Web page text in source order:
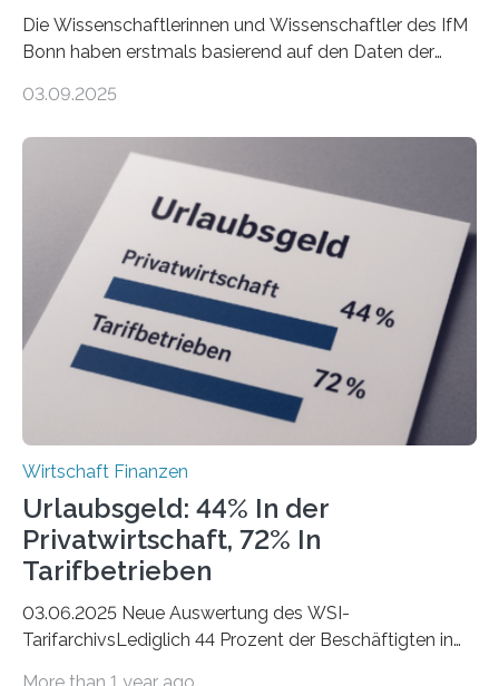
Die Wissenschaftlerinnen und Wissenschaftler des IfM
Bonn haben erstmals basierend auf den Daten der
Landkreise mit den meisten Gründungen von
ist demnach Berlin. Betrachtet man nur die Gründungen
der Freiberuflerinnen, so liegt Leipzig an der Spitze. In
Berlin starteten in 2024 die meisten Personen in eine
eigene freiberufliche Existenz, dahinter folgten die
Städte Hamburg, München und Köln. Betrachtet man
hingegen die Existenzgründungsintensität – die Anzahl
der freiberuflichen Gründungen je…
03.09.2025
Wirtschaft Finanzen
Urlaubsgeld: 44% In der
Privatwirtschaft, 72% In
Tarifbetrieben
03.06.2025 Neue Auswertung des WSI-
TarifarchivsLediglich 44 Prozent der Beschäftigten in